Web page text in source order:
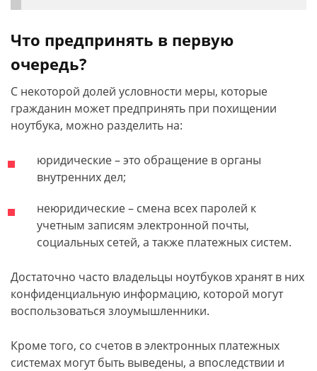
Что предпринять в первую
очередь?
С некоторой долей условности меры, которые
гражданин может предпринять при похищении
ноутбука, можно разделить на:
юридические – это обращение в органы
внутренних дел;
неюридические – смена всех паролей к
учетным записям электронной почты,
социальных сетей, а также платежных систем.
Достаточно часто владельцы ноутбуков хранят в них
конфиденциальную информацию, которой могут
воспользоваться злоумышленники.
Кроме того, со счетов в электронных платежных
системах могут быть выведены, а впоследствии и